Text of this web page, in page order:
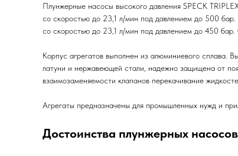
Плунжерные насосы высокого давления SPECK
со скоростью до 23,1 л/мин под давлением до 500 бар.
со скоростью до 23,1 л/мин под давлением до 450
Корпус агрегатов выполнен из алюминиевого сплава.
латуни и нержавеющей стали, надежно защищена от
взаимозаменяемости клапанов перекачивание
Агрегаты предназначены для промышленных нужд и
Достоинства плунжерных насосов